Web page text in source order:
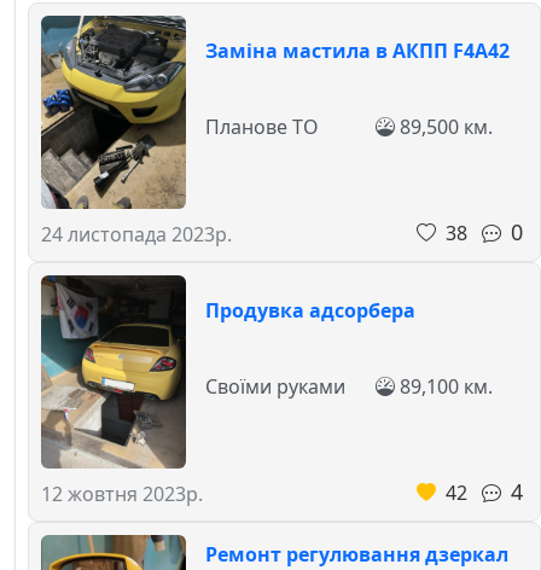
Заміна мастила в АКПП F4A42
24 листопада 2023р.
Планове ТО 89,500 км.
38 0
Продувка адсорбера
12 жовтня 2023р.
Своїми руками 89,100 км.
42 4
Ремонт регулювання дзеркал